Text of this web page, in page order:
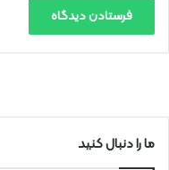
ما را دنبال کنید